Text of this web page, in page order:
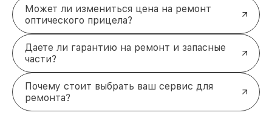
Может ли измениться цена на ремонт
оптического прицела?
Даете ли гарантию на ремонт и запасные
части?
Почему стоит выбрать ваш сервис для
ремонта?